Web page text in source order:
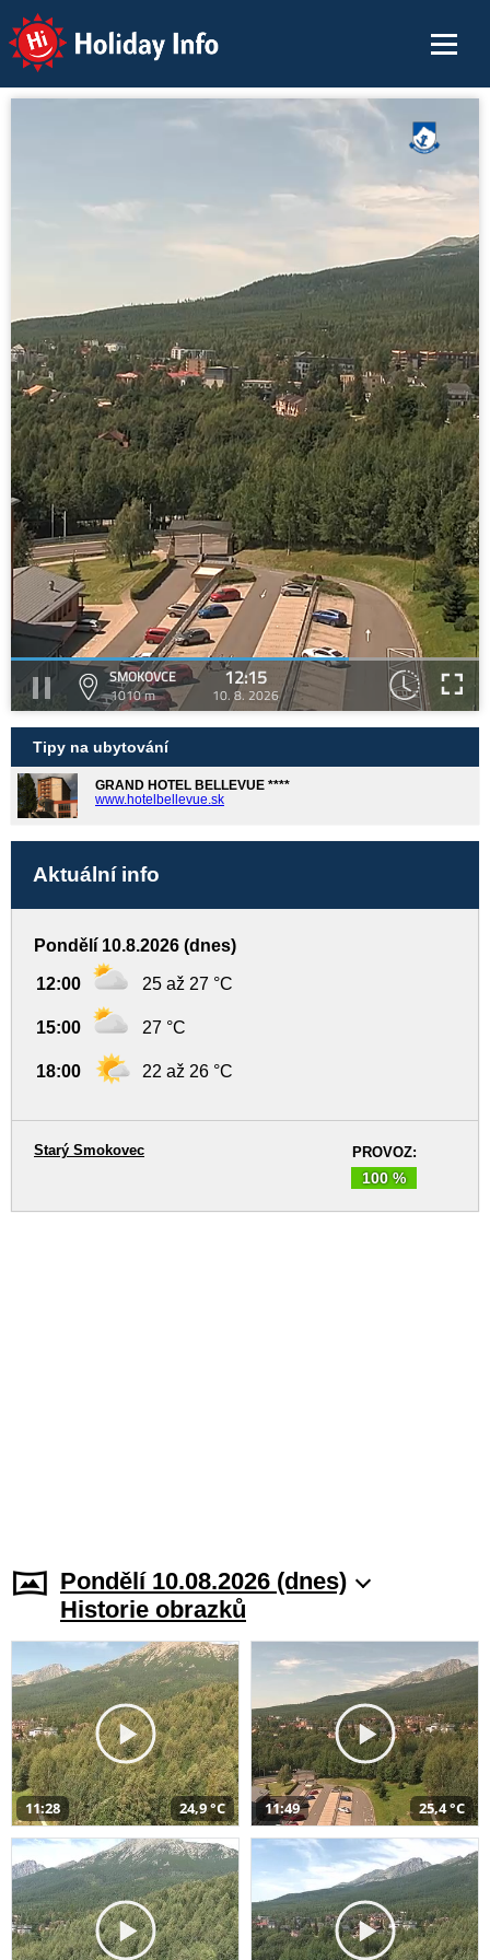
Holiday Info
SMOKOVCE
1010 m
12:15
10. 8. 2026
Tipy na ubytování
GRAND HOTEL BELLEVUE ****
www.hotelbellevue.sk
Aktuální info
Pondělí 10.8.2026 (dnes)
12:00 25 až 27 °C
15:00 27 °C
18:00 22 až 26 °C
PROVOZ:
100 %
Starý Smokovec
Pondělí 10.08.2026 (dnes)
Historie obrazků
11:28 24,9 °C 11:49 25,4 °C